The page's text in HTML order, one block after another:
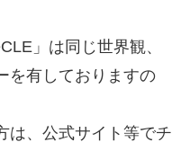
」は同じ世界観、
を有しておりますの
は、公式サイト等でチ